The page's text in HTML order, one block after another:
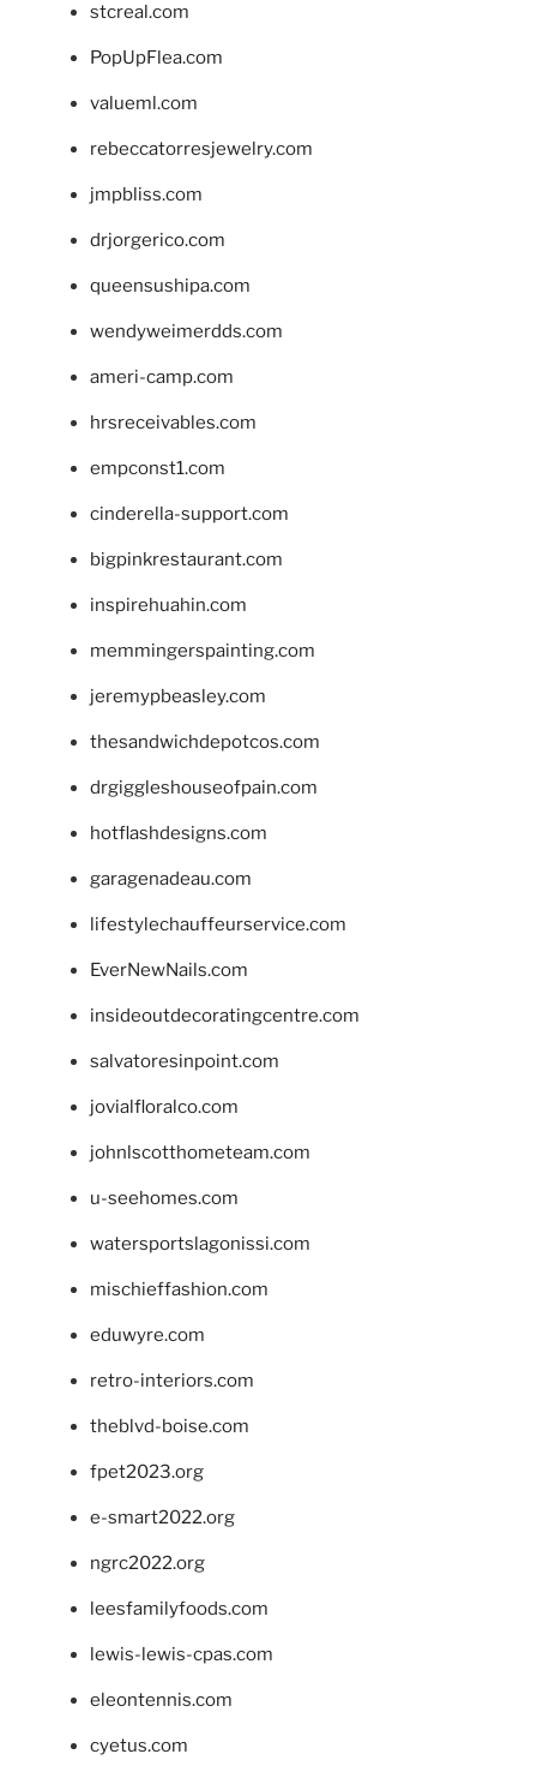
stcreal.com
PopUpFlea.com
valueml.com
rebeccatorresjewelry.com
jmpbliss.com
drjorgerico.com
queensushipa.com
wendyweimerdds.com
ameri-camp.com
hrsreceivables.com
empconst1.com
cinderella-support.com
bigpinkrestaurant.com
inspirehuahin.com
memmingerspainting.com
jeremypbeasley.com
thesandwichdepotcos.com
drgiggleshouseofpain.com
hotflashdesigns.com
garagenadeau.com
lifestylechauffeurservice.com
EverNewNails.com
insideoutdecoratingcentre.com
salvatoresinpoint.com
jovialfloralco.com
johnlscotthometeam.com
u-seehomes.com
watersportslagonissi.com
mischieffashion.com
eduwyre.com
retro-interiors.com
theblvd-boise.com
fpet2023.org
e-smart2022.org
ngrc2022.org
leesfamilyfoods.com
lewis-lewis-cpas.com
eleontennis.com
cyetus.com